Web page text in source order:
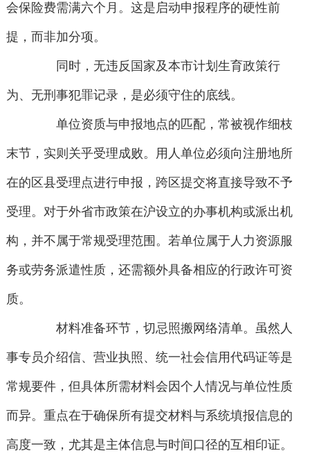
会保险费需满六个月。这是启动申报程序的硬性前
提，而非加分项。
同时，无违反国家及本市计划生育政策行
为、无刑事犯罪记录，是必须守住的底线。
单位资质与申报地点的匹配，常被视作细枝
末节，实则关乎受理成败。用人单位必须向注册地所
在的区县受理点进行申报，跨区提交将直接导致不予
受理。对于外省市政策在沪设立的办事机构或派出机
构，并不属于常规受理范围。若单位属于人力资源服
务或劳务派遣性质，还需额外具备相应的行政许可资
质。
材料准备环节，切忌照搬网络清单。虽然人
事专员介绍信、营业执照、统一社会信用代码证等是
常规要件，但具体所需材料会因个人情况与单位性质
而异。重点在于确保所有提交材料与系统填报信息的
高度一致，尤其是主体信息与时间口径的互相印证。